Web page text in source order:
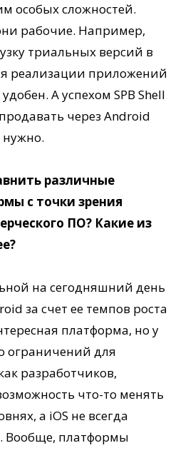
особых сложностей.
рабочие. Например,
триальных версий в
реализации приложений
А успехом SPB Shell
через Android
различные
с точки зрения
ПО? Какие из
на сегодняшний день
за счет ее темпов роста
платформа, но у
ограничений для
разработчиков,
что-то менять
а iOS не всегда
Вообще, платформы